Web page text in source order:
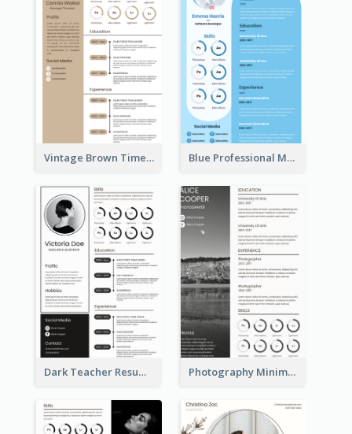
Vintage Brown Timeline Resume Blue Professional Marketing Resume
Dark Teacher Resume Photography Minimalist Design Resume